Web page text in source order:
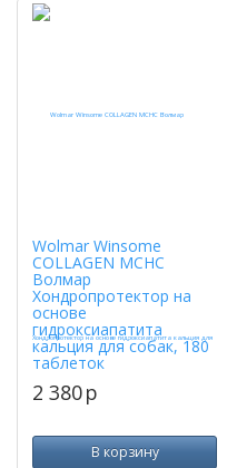
Wolmar Winsome
COLLAGEN MCHC
Волмар
Хондропротектор на
основе
гидроксиапатита
кальция для собак, 180
таблеток
2 380p
В корзину